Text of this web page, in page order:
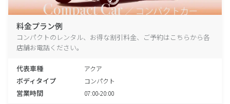
料金プラン例
コンパクトのレンタル、お得な割引料金、ご予約はこちらから各
店舗お電話ください。
代表車種 アクア
ボディタイプ コンパクト
営業時間 07:00-20:00